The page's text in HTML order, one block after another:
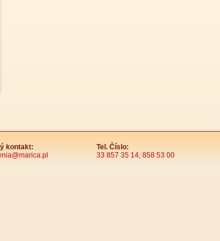
kontakt:
Tel. Číslo:
33 857 35 14, 858 53 00